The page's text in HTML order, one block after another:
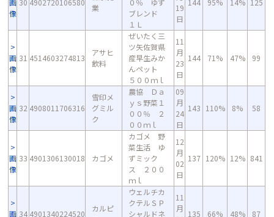
画
像
30 4902720106580
業
０％ ゆず
ブレンド
１Ｌ
19
日
144 95% 14% 125
画
像
31 4514603274813
アサヒ
飲料
ぜいたく三
ツ矢佐賀県
産早生みか
んペット
５００ｍｌ
11
月
23
日
144 71% 47% 99
画
像
32 4908011706316
雪印メ
グミル
ク
農協 Ｄａ
ｙｓ野菜１
００％ ２
００ｍｌ
09
月
24
日
143 110% 8% 58
画
像
33 4901306130018 カゴメ
カゴメ 野
菜生活 ゆ
ずミック
ス ２００
ｍｌ
12
月
02
日
137 120% 12% 841
画 34 4901340224520
カルピ
ウェルチカ
クテルＳＰ
シャルドネ
11
月
135 66% 48% 87